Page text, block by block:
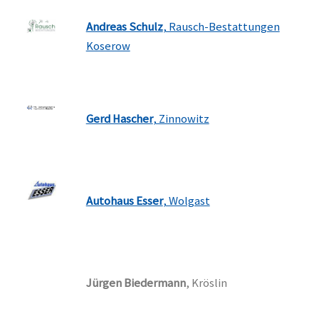
Andreas Schulz, Rausch-Bestattungen
Koserow
Gerd Hascher, Zinnowitz
Autohaus Esser, Wolgast
Jürgen Biedermann, Kröslin